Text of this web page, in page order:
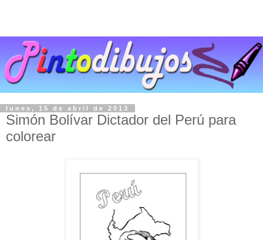
lunes, 15 de abril de 2013
Simón Bolívar Dictador del Perú para
colorear